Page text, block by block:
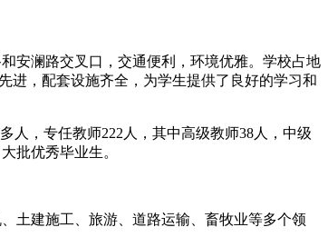
安澜路交叉口，交通便利，环境优雅。学校占地
进，配套设施齐全，为学生提供了良好的学习和
人，专任教师222人，其中高级教师38人，中级
批优秀毕业生。
土建施工、旅游、道路运输、畜牧业等多个领